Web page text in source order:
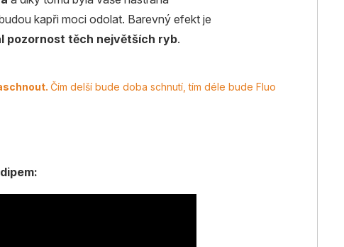
kapři moci odolat. Barevný efekt je
pozornost těch největších ryb.
Čím delší bude doba schnutí, tím déle bude Fluo